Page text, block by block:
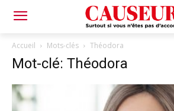
Accueil Mots-clés Théodora
Mot-clé: Théodora